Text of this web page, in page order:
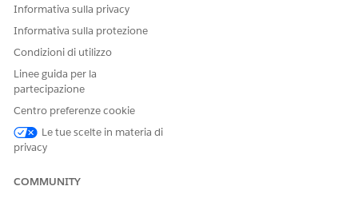
assigned to the user performing the action. Assign the page
layout to the user to resolve the error.
https://help.salesforce.com/s/articleView?
Informativa sulla privacy
Informativa sulla protezione
Condizioni di utilizzo
Linee guida per la
partecipazione
Centro preferenze cookie
Le tue scelte in materia di
privacy
COMMUNITY